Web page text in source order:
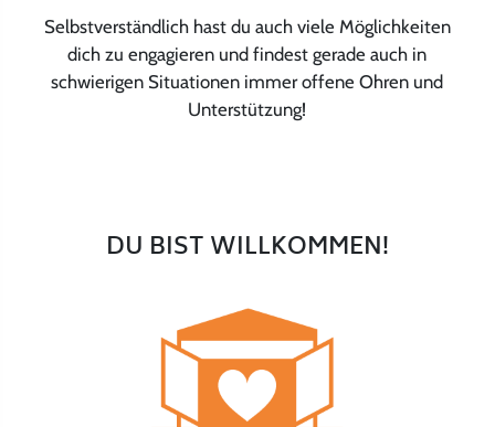
Selbstverständlich hast du auch viele Möglichkeiten
dich zu engagieren und findest gerade auch in
schwierigen Situationen immer offene Ohren und
Unterstützung!
DU BIST WILLKOMMEN!